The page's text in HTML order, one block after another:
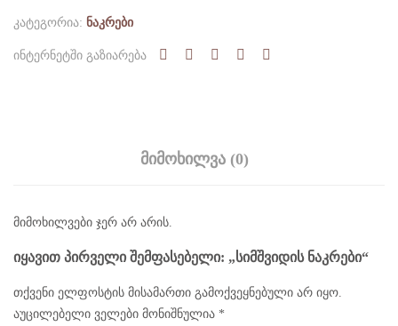
ᲙᲐᲢᲔᲒᲝᲠᲘᲐ: ᲜᲐᲙᲠᲔᲑᲘ
ᲘᲜᲢᲔᲠᲜᲔᲢᲨᲘ ᲒᲐᲖᲘᲐᲠᲔᲑᲐ
ᲛᲘᲛᲝᲮᲘᲚᲕᲐ (0)
მიმოხილვები ჯერ არ არის.
ᲘᲧᲐᲕᲘᲗ ᲞᲘᲠᲕᲔᲚᲘ ᲨᲔᲛᲤᲐᲡᲔᲑᲔᲚᲘ: „ᲡᲘᲛᲨᲕᲘᲓᲘᲡ ᲜᲐᲙᲠᲔᲑᲘ“
თქვენი ელფოსტის მისამართი გამოქვეყნებული არ იყო.
აუცილებელი ველები მონიშნულია *